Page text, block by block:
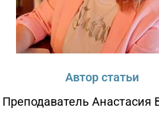
Автор статьи
Преподаватель Анастасия